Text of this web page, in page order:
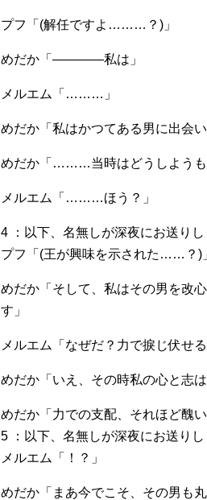
プフ「(解任ですよ………？)」
めだか「――――私は」
メルエム「………」
めだか「私はかつてある男に出会い
めだか「………当時はどうしよう
メルエム「………ほう？」
4 ：以下、名無しが深夜にお送り
プフ「(王が興味を示された……？)
めだか「そして、私はその男を
す」
メルエム「なぜだ？力で捩じ伏せ
めだか「いえ、その時私の心と志
めだか「力での支配、それほど醜
5 ：以下、名無しが深夜にお送り
メルエム「！？」
めだか「まあ今でこそ、その男